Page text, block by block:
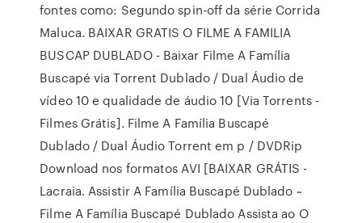
fontes como: Segundo spin-off da série Corrida
Maluca. BAIXAR GRATIS O FILME A FAMILIA
BUSCAP DUBLADO - Baixar Filme A Família
Buscapé via Torrent Dublado / Dual Áudio de
vídeo 10 e qualidade de áudio 10 [Via Torrents -
Filmes Grátis]. Filme A Família Buscapé
Dublado / Dual Áudio Torrent em p / DVDRip
Download nos formatos AVI [BAIXAR GRÁTIS -
Lacraia. Assistir A Família Buscapé Dublado ~
Filme A Família Buscapé Dublado Assista ao O